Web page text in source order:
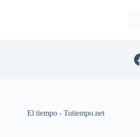
El tiempo - Tutiempo.net